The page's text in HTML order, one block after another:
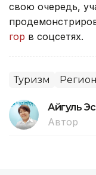
свою очередь,
гор в соцсетях.
Туризм
Айгуль
Автор